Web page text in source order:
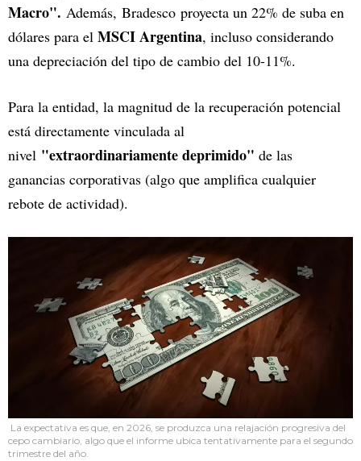
Macro". Además, Bradesco proyecta un 22% de suba en
dólares para el MSCI Argentina, incluso considerando
una depreciación del tipo de cambio del 10-11%.
Para la entidad, la magnitud de la recuperación potencial
está directamente vinculada al
nivel "extraordinariamente deprimido" de las
ganancias corporativas (algo que amplifica cualquier
rebote de actividad).
La expectativa es que, en 2026, se produzca una relajación progresiva del
cepo cambiario, algo que el informe ubica tentativamente para el segundo
trimestre del año.